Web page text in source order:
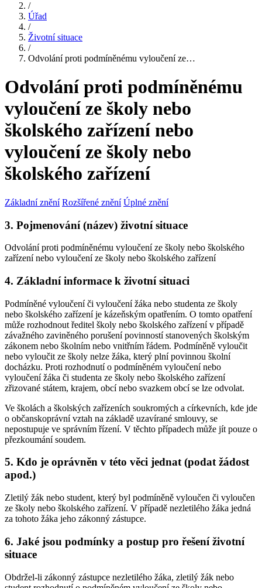
/
Úřad
/
Životní situace
/
Odvolání proti podmíněnému vyloučení ze…
Odvolání proti podmíněnému
vyloučení ze školy nebo
školského zařízení nebo
vyloučení ze školy nebo
školského zařízení
Základní znění Rozšířené znění Úplné znění
3. Pojmenování (název) životní situace
Odvolání proti podmíněnému vyloučení ze školy nebo školského
zařízení nebo vyloučení ze školy nebo školského zařízení
4. Základní informace k životní situaci
Podmíněné vyloučení či vyloučení žáka nebo studenta ze školy
nebo školského zařízení je kázeňským opatřením. O tomto opatření
může rozhodnout ředitel školy nebo školského zařízení v případě
závažného zaviněného porušení povinností stanovených školským
zákonem nebo školním nebo vnitřním řádem. Podmíněně vyloučit
nebo vyloučit ze školy nelze žáka, který plní povinnou školní
docházku. Proti rozhodnutí o podmíněném vyloučení nebo
vyloučení žáka či studenta ze školy nebo školského zařízení
zřizované státem, krajem, obcí nebo svazkem obcí se lze odvolat.
Ve školách a školských zařízeních soukromých a církevních, kde jde
o občanskoprávní vztah na základě uzavírané smlouvy, se
nepostupuje ve správním řízení. V těchto případech může jít pouze o
přezkoumání soudem.
5. Kdo je oprávněn v této věci jednat (podat žádost
apod.)
Zletilý žák nebo student, který byl podmíněně vyloučen či vyloučen
ze školy nebo školského zařízení. V případě nezletilého žáka jedná
za tohoto žáka jeho zákonný zástupce.
6. Jaké jsou podmínky a postup pro řešení životní
situace
Obdržel-li zákonný zástupce nezletilého žáka, zletilý žák nebo